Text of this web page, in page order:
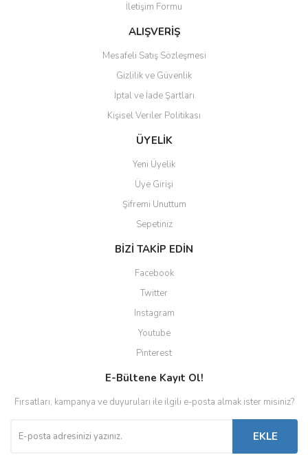
İletişim Formu
ALIŞVERİŞ
Mesafeli Satış Sözleşmesi
Gizlilik ve Güvenlik
İptal ve İade Şartları
Kişisel Veriler Politikası
ÜYELİK
Yeni Üyelik
Üye Girişi
Şifremi Unuttum
Sepetiniz
BİZİ TAKİP EDİN
Facebook
Twitter
Instagram
Youtube
Pinterest
E-Bültene Kayıt Ol!
Fırsatları, kampanya ve duyuruları ile ilgili e-posta almak ister misiniz?
EKLE